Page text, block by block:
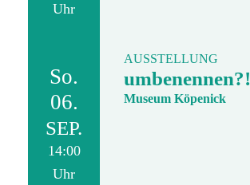
Uhr
So.
06.
SEP.
14:00
Uhr
AUSSTELLUNG
umbenennen?!
Museum Köpenick